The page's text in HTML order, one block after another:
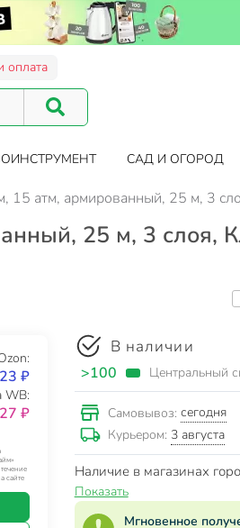
оплата
САД И ОГОРОД
15 атм, армированный, 25 м, 3
25 м, 3 слоя,
₽
WB:
₽
сайте
В наличии
>100 Центральный
Самовывоз: сегодня
Курьером: 3 августа
Наличие в магазинах
Показать
Мгновенное